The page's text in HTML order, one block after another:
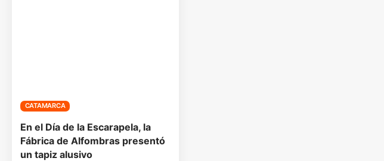
CATAMARCA
En el Día de la Escarapela, la
Fábrica de Alfombras presentó
un tapiz alusivo